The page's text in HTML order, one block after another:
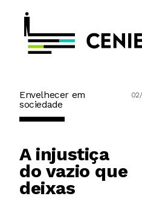
Envelhecer em
sociedade
A injustiça
do vazio que
deixas